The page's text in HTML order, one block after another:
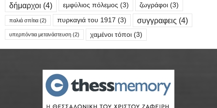
δήμαρχοι (4) εμφύλιος πόλεμος (3) ζωγράφοι (3)
παλιά σπίτια (2) πυρκαγιά του 1917 (3) συγγραφεις (4)
υπερπόντια μετανάστευση (2) χαμένοι τόποι (3)